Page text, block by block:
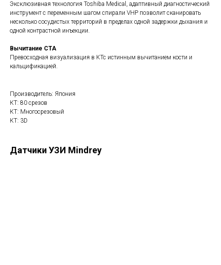
Эксклюзивная технология Toshiba Medical, адаптивный диагностический
инструмент с переменным шагом спирали VHP позволит сканировать
несколько сосудистых территорий в пределах одной задержки дыхания и
одной контрастной инъекции.
Вычитание CTA
Превосходная визуализация в КТс истинным вычитанием кости и
кальцификацией.
Производитель: Япония
КТ: 80 срезов
КТ: Многосрезовый
КТ: 3D
Датчики УЗИ Mindrey